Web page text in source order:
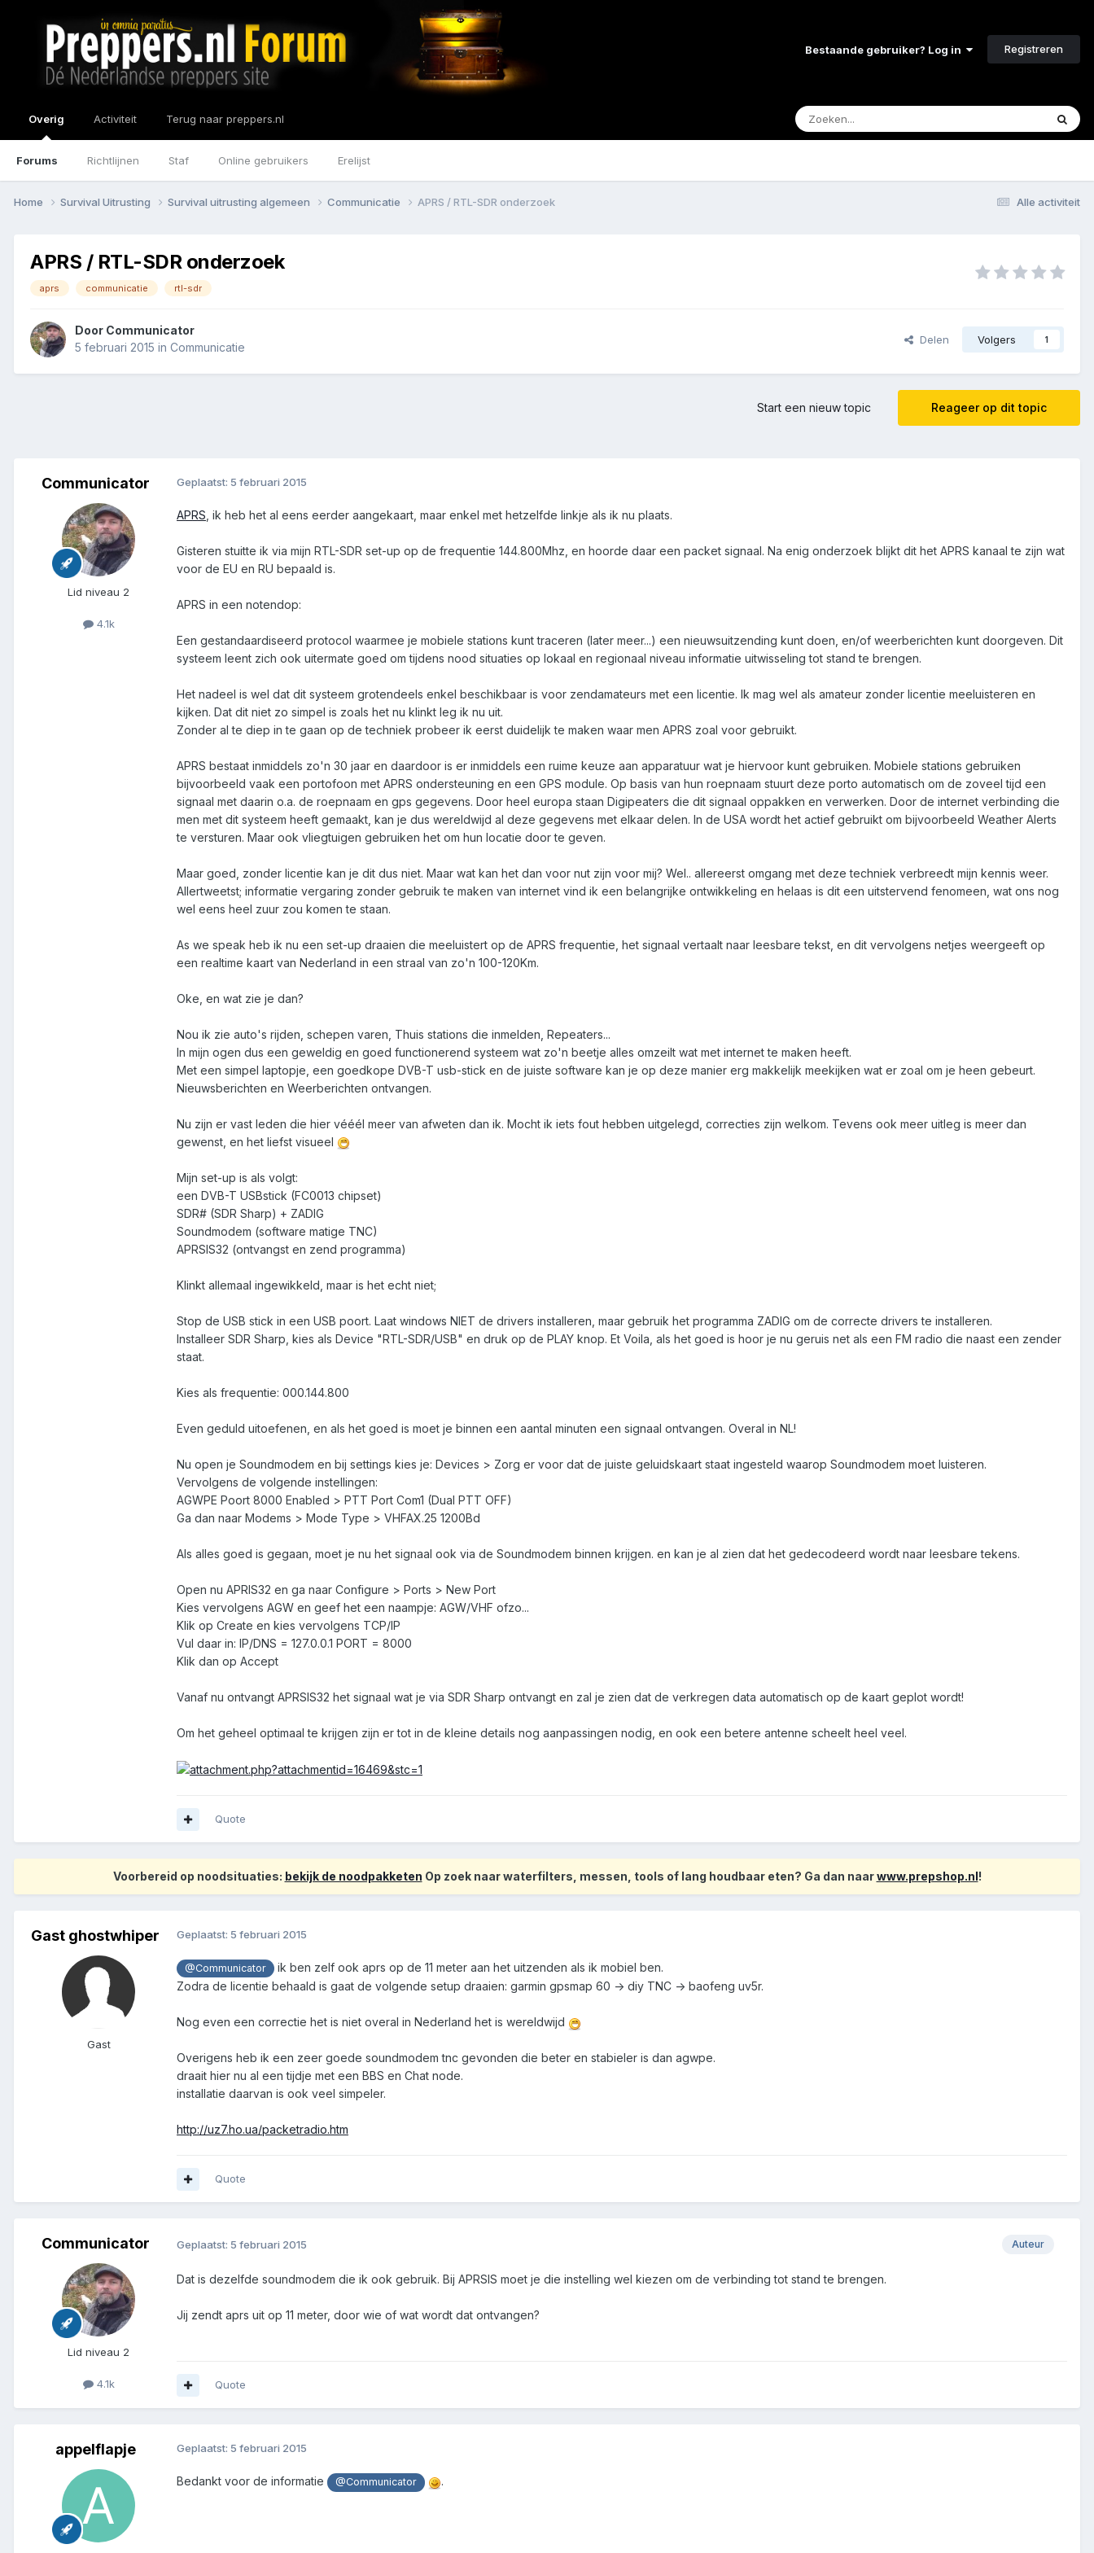
Bestaande gebruiker? Log in Registreren
Overig
Forums Richtlijnen Staf Online gebruikers Erelijst
Activiteit Terug naar preppers.nl
Alle activiteit
Home Survival Uitrusting Survival uitrusting algemeen Communicatie APRS / RTL-SDR onderzoek
APRS / RTL-SDR onderzoek
aprs communicatie rtl-sdr
Door Communicator
5 februari 2015 in Communicatie
Delen Volgers 1
Reageer op dit topic
Start een nieuw topic
Communicator
Lid niveau 2
4.1k
Geplaatst: 5 februari 2015
APRS , ik heb het al eens eerder aangekaart, maar enkel met hetzelfde linkje als ik nu plaats.
Gisteren stuitte ik via mijn RTL-SDR set-up op de frequentie 144.800Mhz, en hoorde daar een packet signaal. Na enig onderzoek blijkt dit het APRS kanaal te zijn wat
voor de EU en RU bepaald is.
APRS in een notendop:
Een gestandaardiseerd protocol waarmee je mobiele stations kunt traceren (later meer...) een nieuwsuitzending kunt doen, en/of weerberichten kunt doorgeven. Dit
systeem leent zich ook uitermate goed om tijdens nood situaties op lokaal en regionaal niveau informatie uitwisseling tot stand te brengen.
Het nadeel is wel dat dit systeem grotendeels enkel beschikbaar is voor zendamateurs met een licentie. Ik mag wel als amateur zonder licentie meeluisteren en
kijken. Dat dit niet zo simpel is zoals het nu klinkt leg ik nu uit.
Zonder al te diep in te gaan op de techniek probeer ik eerst duidelijk te maken waar men APRS zoal voor gebruikt.
APRS bestaat inmiddels zo'n 30 jaar en daardoor is er inmiddels een ruime keuze aan apparatuur wat je hiervoor kunt gebruiken. Mobiele stations gebruiken
bijvoorbeeld vaak een portofoon met APRS ondersteuning en een GPS module. Op basis van hun roepnaam stuurt deze porto automatisch om de zoveel tijd een
signaal met daarin o.a. de roepnaam en gps gegevens. Door heel europa staan Digipeaters die dit signaal oppakken en verwerken. Door de internet verbinding die
men met dit systeem heeft gemaakt, kan je dus wereldwijd al deze gegevens met elkaar delen. In de USA wordt het actief gebruikt om bijvoorbeeld Weather Alerts
te versturen. Maar ook vliegtuigen gebruiken het om hun locatie door te geven.
Maar goed, zonder licentie kan je dit dus niet. Maar wat kan het dan voor nut zijn voor mij? Wel.. allereerst omgang met deze techniek verbreedt mijn kennis weer.
Allertweetst; informatie vergaring zonder gebruik te maken van internet vind ik een belangrijke ontwikkeling en helaas is dit een uitstervend fenomeen, wat ons nog
wel eens heel zuur zou komen te staan.
As we speak heb ik nu een set-up draaien die meeluistert op de APRS frequentie, het signaal vertaalt naar leesbare tekst, en dit vervolgens netjes weergeeft op
een realtime kaart van Nederland in een straal van zo'n 100-120Km.
Oke, en wat zie je dan?
Nou ik zie auto's rijden, schepen varen, Thuis stations die inmelden, Repeaters...
In mijn ogen dus een geweldig en goed functionerend systeem wat zo'n beetje alles omzeilt wat met internet te maken heeft.
Met een simpel laptopje, een goedkope DVB-T usb-stick en de juiste software kan je op deze manier erg makkelijk meekijken wat er zoal om je heen gebeurt.
Nieuwsberichten en Weerberichten ontvangen.
Nu zijn er vast leden die hier vééél meer van afweten dan ik. Mocht ik iets fout hebben uitgelegd, correcties zijn welkom. Tevens ook meer uitleg is meer dan
gewenst, en het liefst visueel
Mijn set-up is als volgt:
een DVB-T USBstick (FC0013 chipset)
SDR# (SDR Sharp) + ZADIG
Soundmodem (software matige TNC)
APRSIS32 (ontvangst en zend programma)
Klinkt allemaal ingewikkeld, maar is het echt niet;
Stop de USB stick in een USB poort. Laat windows NIET de drivers installeren, maar gebruik het programma ZADIG om de correcte drivers te installeren.
Installeer SDR Sharp, kies als Device "RTL-SDR/USB" en druk op de PLAY knop. Et Voila, als het goed is hoor je nu geruis net als een FM radio die naast een zender
staat.
Kies als frequentie: 000.144.800
Even geduld uitoefenen, en als het goed is moet je binnen een aantal minuten een signaal ontvangen. Overal in NL!
Nu open je Soundmodem en bij settings kies je: Devices > Zorg er voor dat de juiste geluidskaart staat ingesteld waarop Soundmodem moet luisteren.
Vervolgens de volgende instellingen:
AGWPE Poort 8000 Enabled > PTT Port Com1 (Dual PTT OFF)
Ga dan naar Modems > Mode Type > VHFAX.25 1200Bd
Als alles goed is gegaan, moet je nu het signaal ook via de Soundmodem binnen krijgen. en kan je al zien dat het gedecodeerd wordt naar leesbare tekens.
Open nu APRIS32 en ga naar Configure > Ports > New Port
Kies vervolgens AGW en geef het een naampje: AGW/VHF ofzo...
Klik op Create en kies vervolgens TCP/IP
Vul daar in: IP/DNS = 127.0.0.1 PORT = 8000
Klik dan op Accept
Vanaf nu ontvangt APRSIS32 het signaal wat je via SDR Sharp ontvangt en zal je zien dat de verkregen data automatisch op de kaart geplot wordt!
Om het geheel optimaal te krijgen zijn er tot in de kleine details nog aanpassingen nodig, en ook een betere antenne scheelt heel veel.
Quote
Voorbereid op noodsituaties: bekijk de noodpakketen Op zoek naar waterfilters, messen, tools of lang houdbaar eten? Ga dan naarwww.prepshop.nl!
Gast ghostwhiper
Gast
Geplaatst: 5 februari 2015
@Communicator
ik ben zelf ook aprs op de 11 meter aan het uitzenden als ik mobiel ben.
Zodra de licentie behaald is gaat de volgende setup draaien: garmin gpsmap 60 -> diy TNC -> baofeng uv5r.
Nog even een correctie het is niet overal in Nederland het is wereldwijd
Overigens heb ik een zeer goede soundmodem tnc gevonden die beter en stabieler is dan agwpe.
draait hier nu al een tijdje met een BBS en Chat node.
installatie daarvan is ook veel simpeler.
http://uz7.ho.ua/packetradio.htm
Quote
Communicator
Lid niveau 2
4.1k
Auteur
Geplaatst: 5 februari 2015
Dat is dezelfde soundmodem die ik ook gebruik. Bij APRSIS moet je die instelling wel kiezen om de verbinding tot stand te brengen.
Jij zendt aprs uit op 11 meter, door wie of wat wordt dat ontvangen?
Quote
appelflapje Geplaatst: 5 februari 2015
Bedankt voor de informatie @Communicator .